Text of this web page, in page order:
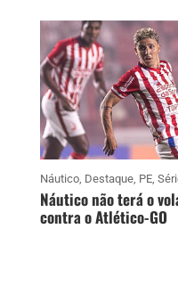
Náutico, Destaque, PE,
Náutico não terá o
contra o Atlético-GO